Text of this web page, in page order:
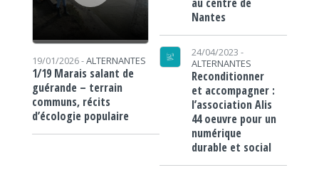
19/01/2026 -ALTERNANTES
1/19 Marais salant de
guérande – terrain
communs, récits
d’écologie populaire
Nantes
24/04/2023 -
ALTERNANTES
Reconditionner
et accompagner :
l’association Alis
44 oeuvre pour un
numérique
durable et social